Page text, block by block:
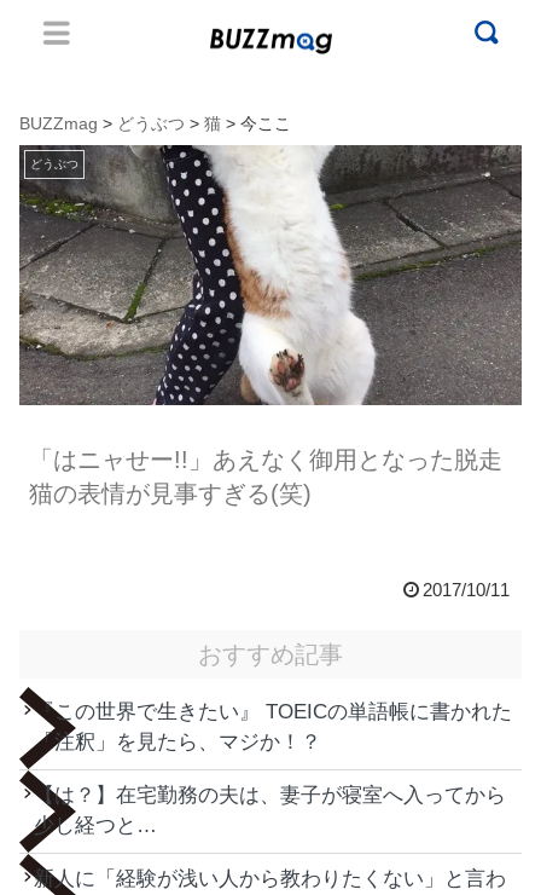
BUZZmag > どうぶつ > 猫 > 今ここ
どうぶつ
「はニャせー!!」あえなく御用となった脱走
猫の表情が見事すぎる(笑)
2017/10/11
おすすめ記事
『この世界で生きたい』 TOEICの単語帳に書かれた
「注釈」を見たら、マジか！？
【は？】在宅勤務の夫は、妻子が寝室へ入ってから
少し経つと…
新人に「経験が浅い人から教わりたくない」と言わ